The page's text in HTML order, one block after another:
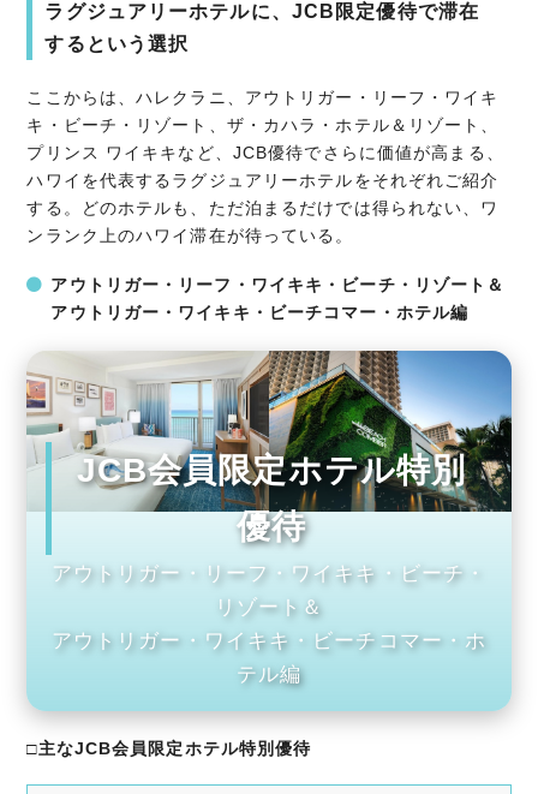
ラグジュアリーホテルに、JCB限定優待で滞在
するという選択
ここからは、ハレクラニ、アウトリガー・リーフ・ワイキ
キ・ビーチ・リゾート、ザ・カハラ・ホテル＆リゾート、
プリンス ワイキキなど、JCB優待でさらに価値が高まる、
ハワイを代表するラグジュアリーホテルをそれぞれご紹介
する。どのホテルも、ただ泊まるだけでは得られない、ワ
ンランク上のハワイ滞在が待っている。
アウトリガー・リーフ・ワイキキ・ビーチ・リゾート＆
アウトリガー・ワイキキ・ビーチコマー・ホテル編
JCB会員限定ホテル特別
優待
アウトリガー・リーフ・ワイキキ・ビーチ・
リゾート＆
アウトリガー・ワイキキ・ビーチコマー・ホ
テル編
□主なJCB会員限定ホテル特別優待